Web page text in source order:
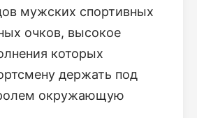
мужских спортивных
очков, высокое
которых
держать под
окружающую